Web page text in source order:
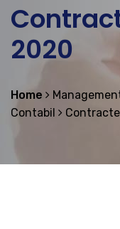
2020
Home
Contabil